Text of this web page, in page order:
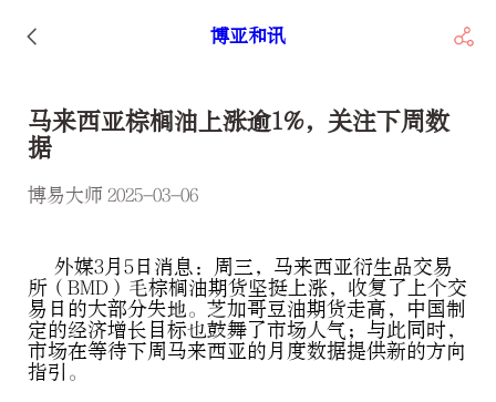
博亚和讯
马来西亚棕榈油上涨逾1%，关注下周数
据
博易大师 2025-03-06
外媒3月5日消息：周三，马来西亚衍生品交易
所（BMD）毛棕榈油期货坚挺上涨，收复了上个交
易日的大部分失地。芝加哥豆油期货走高，中国制
定的经济增长目标也鼓舞了市场人气；与此同时，
市场在等待下周马来西亚的月度数据提供新的方向
指引。